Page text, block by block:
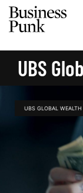
UBS
UBS GLOBAL WEALTH